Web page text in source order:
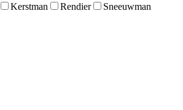
Kerstman Rendier
Sneeuwman